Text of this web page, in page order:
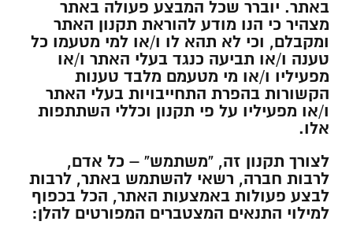
באתר. יוברר שכל המבצע פעולה באתר
מצהיר כי הנו מודע להוראת תקנון האתר
ומקבלם, וכי לא תהא לו ו/או למי מטעמו כל
טענה ו/או תביעה כנגד בעלי האתר ו/או
מפעיליו ו/או מי מטעמם מלבד טענות
הקשורות בהפרת התחייבויות בעלי האתר
ו/או מפעיליו על פי תקנון וכללי השתתפות
אלו.
לצורך תקנון זה, “משתמש” – כל אדם,
לרבות חברה, רשאי להשתמש באתר, לרבות
לבצע פעולות באמצעות האתר, הכל בכפוף
למילוי התנאים המצטברים המפורטים להלן: